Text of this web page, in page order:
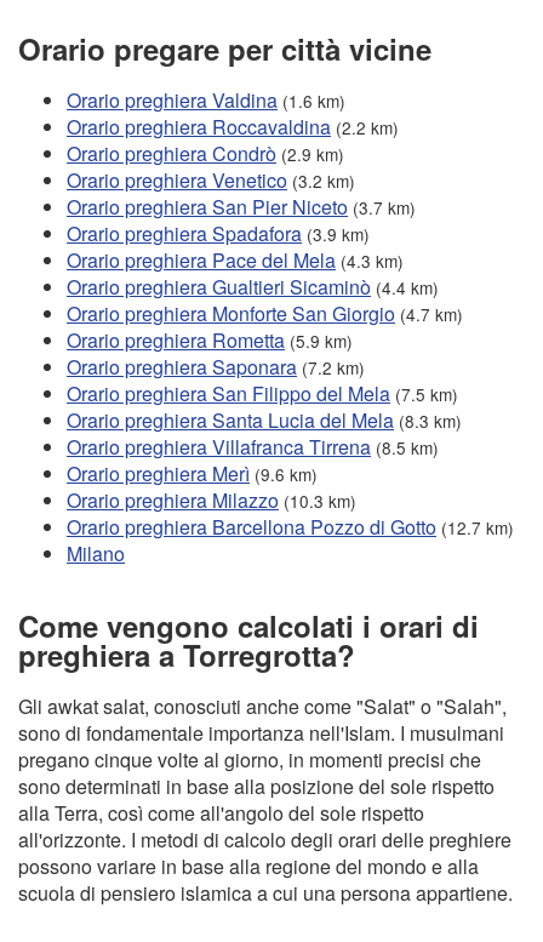
Orario pregare per città vicine
Orario preghiera Valdina (1.6 km)
Orario preghiera Roccavaldina (2.2 km)
Orario preghiera Condrò (2.9 km)
Orario preghiera Venetico (3.2 km)
Orario preghiera San Pier Niceto (3.7 km)
Orario preghiera Spadafora (3.9 km)
Orario preghiera Pace del Mela (4.3 km)
Orario preghiera Gualtieri Sicaminò (4.4 km)
Orario preghiera Monforte San Giorgio (4.7 km)
Orario preghiera Rometta (5.9 km)
Orario preghiera Saponara (7.2 km)
Orario preghiera San Filippo del Mela (7.5 km)
Orario preghiera Santa Lucia del Mela (8.3 km)
Orario preghiera Villafranca Tirrena (8.5 km)
Orario preghiera Merì (9.6 km)
Orario preghiera Milazzo (10.3 km)
Orario preghiera Barcellona Pozzo di Gotto (12.7 km)
Milano
Come vengono calcolati i orari di
preghiera a Torregrotta?
Gli awkat salat, conosciuti anche come "Salat" o "Salah",
sono di fondamentale importanza nell'Islam. I musulmani
pregano cinque volte al giorno, in momenti precisi che
sono determinati in base alla posizione del sole rispetto
alla Terra, così come all'angolo del sole rispetto
all'orizzonte. I metodi di calcolo degli orari delle preghiere
possono variare in base alla regione del mondo e alla
scuola di pensiero islamica a cui una persona appartiene.